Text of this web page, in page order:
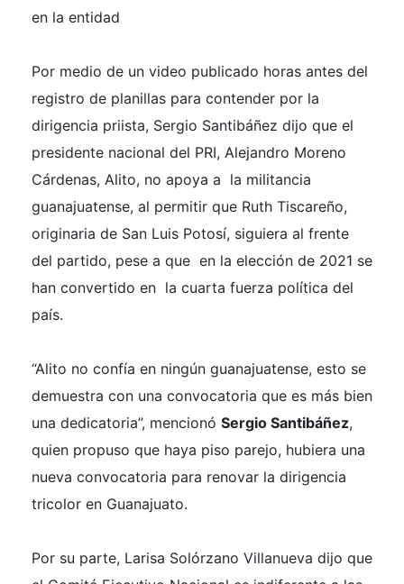
en la entidad
Por medio de un video publicado horas antes del
registro de planillas para contender por la
dirigencia priista, Sergio Santibáñez dijo que el
presidente nacional del PRI, Alejandro Moreno
Cárdenas, Alito, no apoya a la militancia
guanajuatense, al permitir que Ruth Tiscareño,
originaria de San Luis Potosí, siguiera al frente
del partido, pese a que en la elección de 2021 se
han convertido en la cuarta fuerza política del
país.
“Alito no confía en ningún guanajuatense, esto se
demuestra con una convocatoria que es más bien
una dedicatoria”, mencionó Sergio Santibáñez,
quien propuso que haya piso parejo, hubiera una
nueva convocatoria para renovar la dirigencia
tricolor en Guanajuato.
Por su parte, Larisa Solórzano Villanueva dijo que